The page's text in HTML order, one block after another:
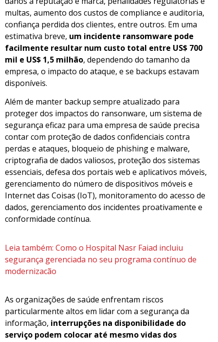
multas, aumento dos custos de compliance e auditoria,
confiança perdida dos clientes, entre outros. Em uma
estimativa breve, um incidente ransomware pode
facilmente resultar num custo total entre US$ 700
mil e US$ 1,5 milhão, dependendo do tamanho da
empresa, o impacto do ataque, e se backups estavam
disponíveis.
Além de manter backup sempre atualizado para
proteger dos impactos do ransonware, um sistema de
segurança eficaz para uma empresa de saúde precisa
contar com proteção de dados confidenciais contra
perdas e ataques, bloqueio de phishing e malware,
criptografia de dados valiosos, proteção dos sistemas
essenciais, defesa dos portais web e aplicativos móveis,
gerenciamento do número de dispositivos móveis e
Internet das Coisas (IoT), monitoramento do acesso de
dados, gerenciamento dos incidentes proativamente e
conformidade contínua.
Leia também: Como o Hospital Nasr Faiad incluiu
segurança gerenciada no seu programa contínuo de
modernizacão
As organizações de saúde enfrentam riscos
particularmente altos em lidar com a segurança da
informação, interrupções na disponibilidade do
serviço podem colocar até mesmo vidas dos